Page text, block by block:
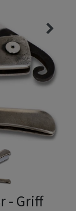
- Griff